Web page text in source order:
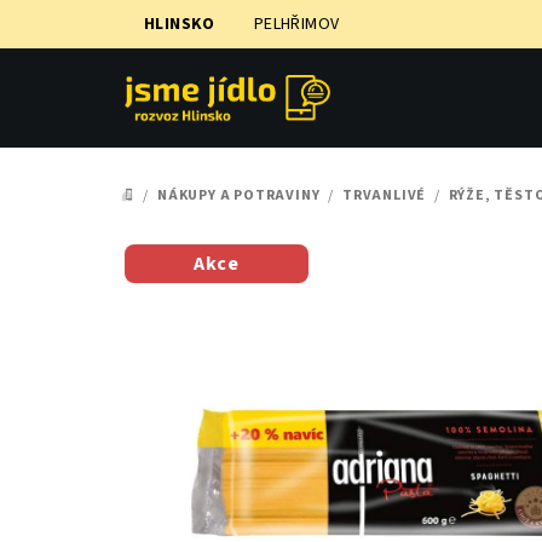
na
HLINSKO PELHŘIMOV
DOMŮ
/ NÁKUPY A POTRAVINY / TRVANLIVÉ / RÝŽE,
Akce